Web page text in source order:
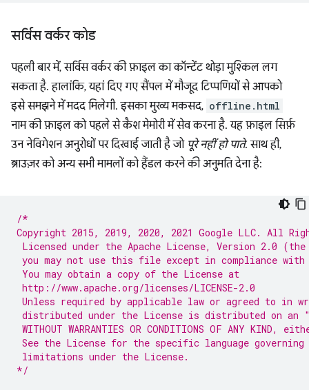
सर्विस वर्कर कोड
पहली बार में, सर्विस वर्कर की फ़ाइल का कॉन्टेंट थोड़ा मुश्किल लग
सकता है. हालांकि, यहां दिए गए सैंपल में मौजूद टिप्पणियों से आपको
इसे समझने में मदद मिलेगी. इसका मुख्य मकसद, offline.html
नाम की फ़ाइल को पहले से कैश मेमोरी में सेव करना है. यह फ़ाइल सिर्फ़
उन नेविगेशन अनुरोधों पर दिखाई जाती है जो पूरे नहीं हो पाते. साथ ही,
ब्राउज़र को अन्य सभी मामलों को हैंडल करने की अनुमति देना है:
/*
Copyright 2015, 2019, 2020, 2021 Google LLC. All
Licensed under the Apache License, Version 2.0
you may not use this file except in compliance
You may obtain a copy of the License at
http://www.apache.org/licenses/LICENSE-2.0
Unless required by applicable law or agreed to in
distributed under the License is distributed on an
WITHOUT WARRANTIES OR CONDITIONS OF ANY
See the License for the specific language governing
limitations under the License.
*/